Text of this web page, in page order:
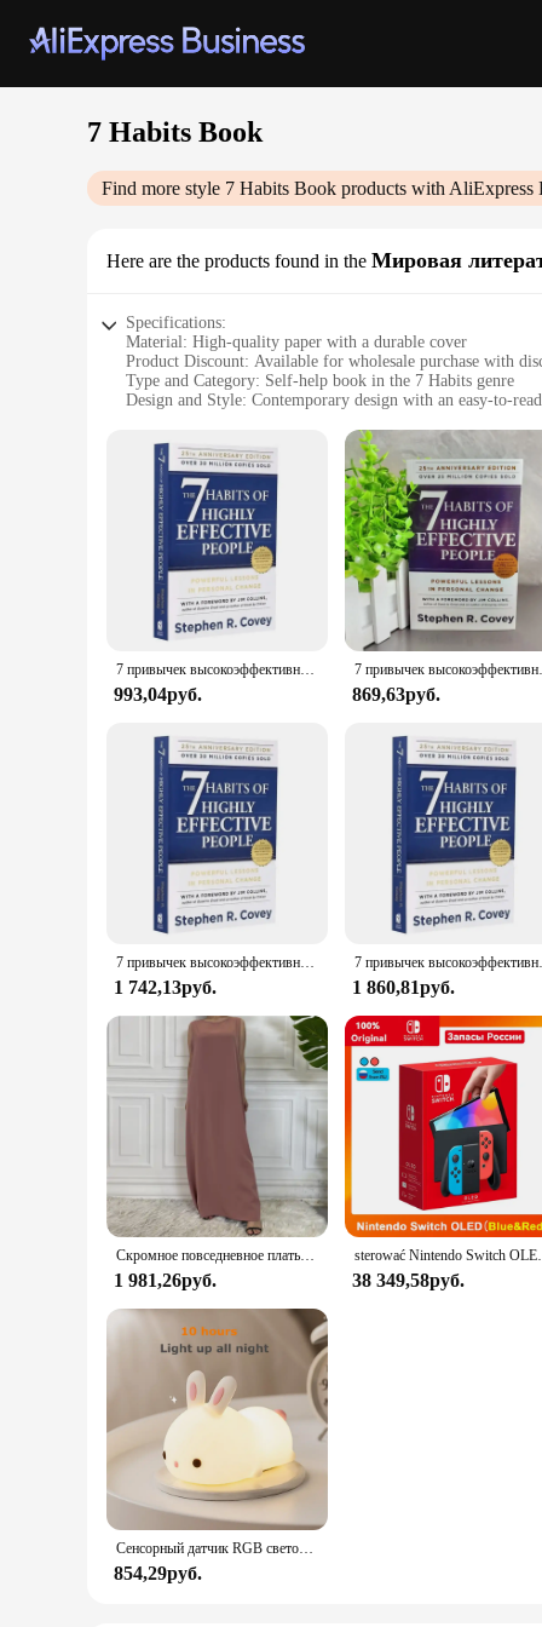
7 Habits Book
Find more style 7 Habits Book products with AliExpress
Here are the products found in the Мировая
Specifications:
Material: High-quality paper with a durable cover
Product Discount: Available for wholesale purchase with
Type and Category: Self-help book in the 7 Habits genre
Design and Style: Contemporary design with an easy-to-
Typical Adaptive Scenario: Suitable for individuals
Shape or Size or Weight or Quantity: Standard book size
Features:
**Unlocking the Power of Habits**
The 7 Habits Book is a comprehensive guide that
staple in the world of self-help literature. Its content is
practical approach and engaging narrative make it an
**Versatile and Accessible Learning**
Whether you're a student, a professional, or someone
ideal tool for self-study or group discussions. The book's
Book is a versatile resource that can be used in various
**For Vendors and Suppliers**
As a wholesale product, the 7 Habits Book is an excellent
revenue. The book's sets are available for sale, offering a
fire hit among book enthusiasts and individuals seeking to
7 привычек высокоэффективных людей, английская оригинальная Книга от Stephen R. Профессиональная книга для чтения Covey
993,04руб.
7 привычек
869,63руб.
7 привычек высокоэффективных людей, английская оригинальная Книга от Stephen R. Профессиональная книга для чтения Covey
1 742,13руб.
7 привычек
1 860,81руб.
Скромное повседневное платье Abaya Femme, универсальное внутреннее платье без рукавов, мусульманское платье для женщин, халат макси, кафтан, марокканская исламская одежда
1 981,26руб.
sterować Nintendo Switch OLED-
38 349,58руб.
Сенсорный датчик RGB светодиодный ночник с кроликом, 16 цветов, USB перезаряжаемая силиконовая лампа в виде кролика для детей, детские игрушки, подарок на фестиваль
854,29руб.